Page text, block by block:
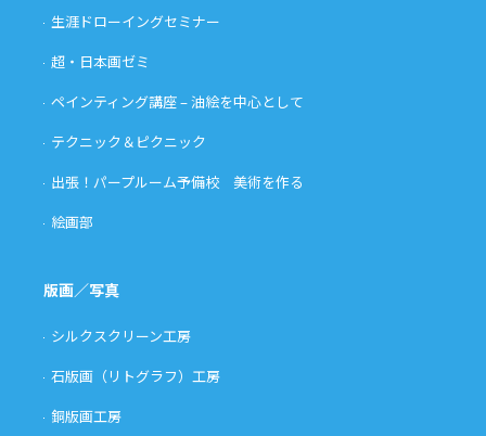
生涯ドローイングセミナー
超・日本画ゼミ
ペインティング講座 – 油絵を中心として
テクニック＆ピクニック
出張！パープルーム予備校 美術を作る
絵画部
版画／写真
シルクスクリーン工房
石版画（リトグラフ）工房
銅版画工房